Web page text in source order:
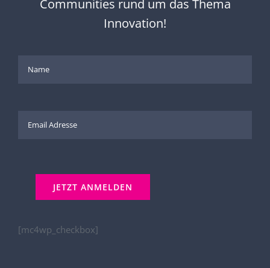
Communities rund um das Thema
Innovation!
[mc4wp_checkbox]